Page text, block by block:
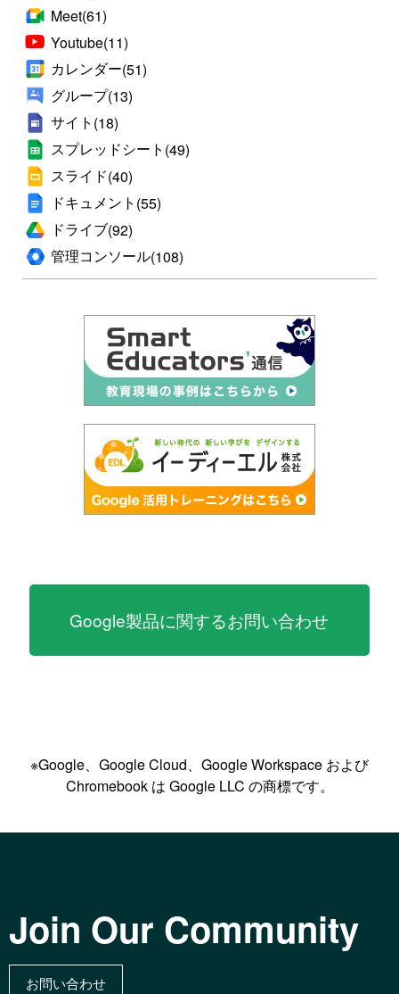
Meet(61)
Youtube(11)
カレンダー(51)
グループ(13)
サイト (18)
スプレッドシート (49)
スライド(40)
ドキュメント (55)
ドライブ(92)
管理コンソール(108)
Google製品に関するお問い合わせ
※Google、Google Cloud、Google Workspace および
Chromebook は Google LLC の商標です。
Join Our Community
お問い合わせ